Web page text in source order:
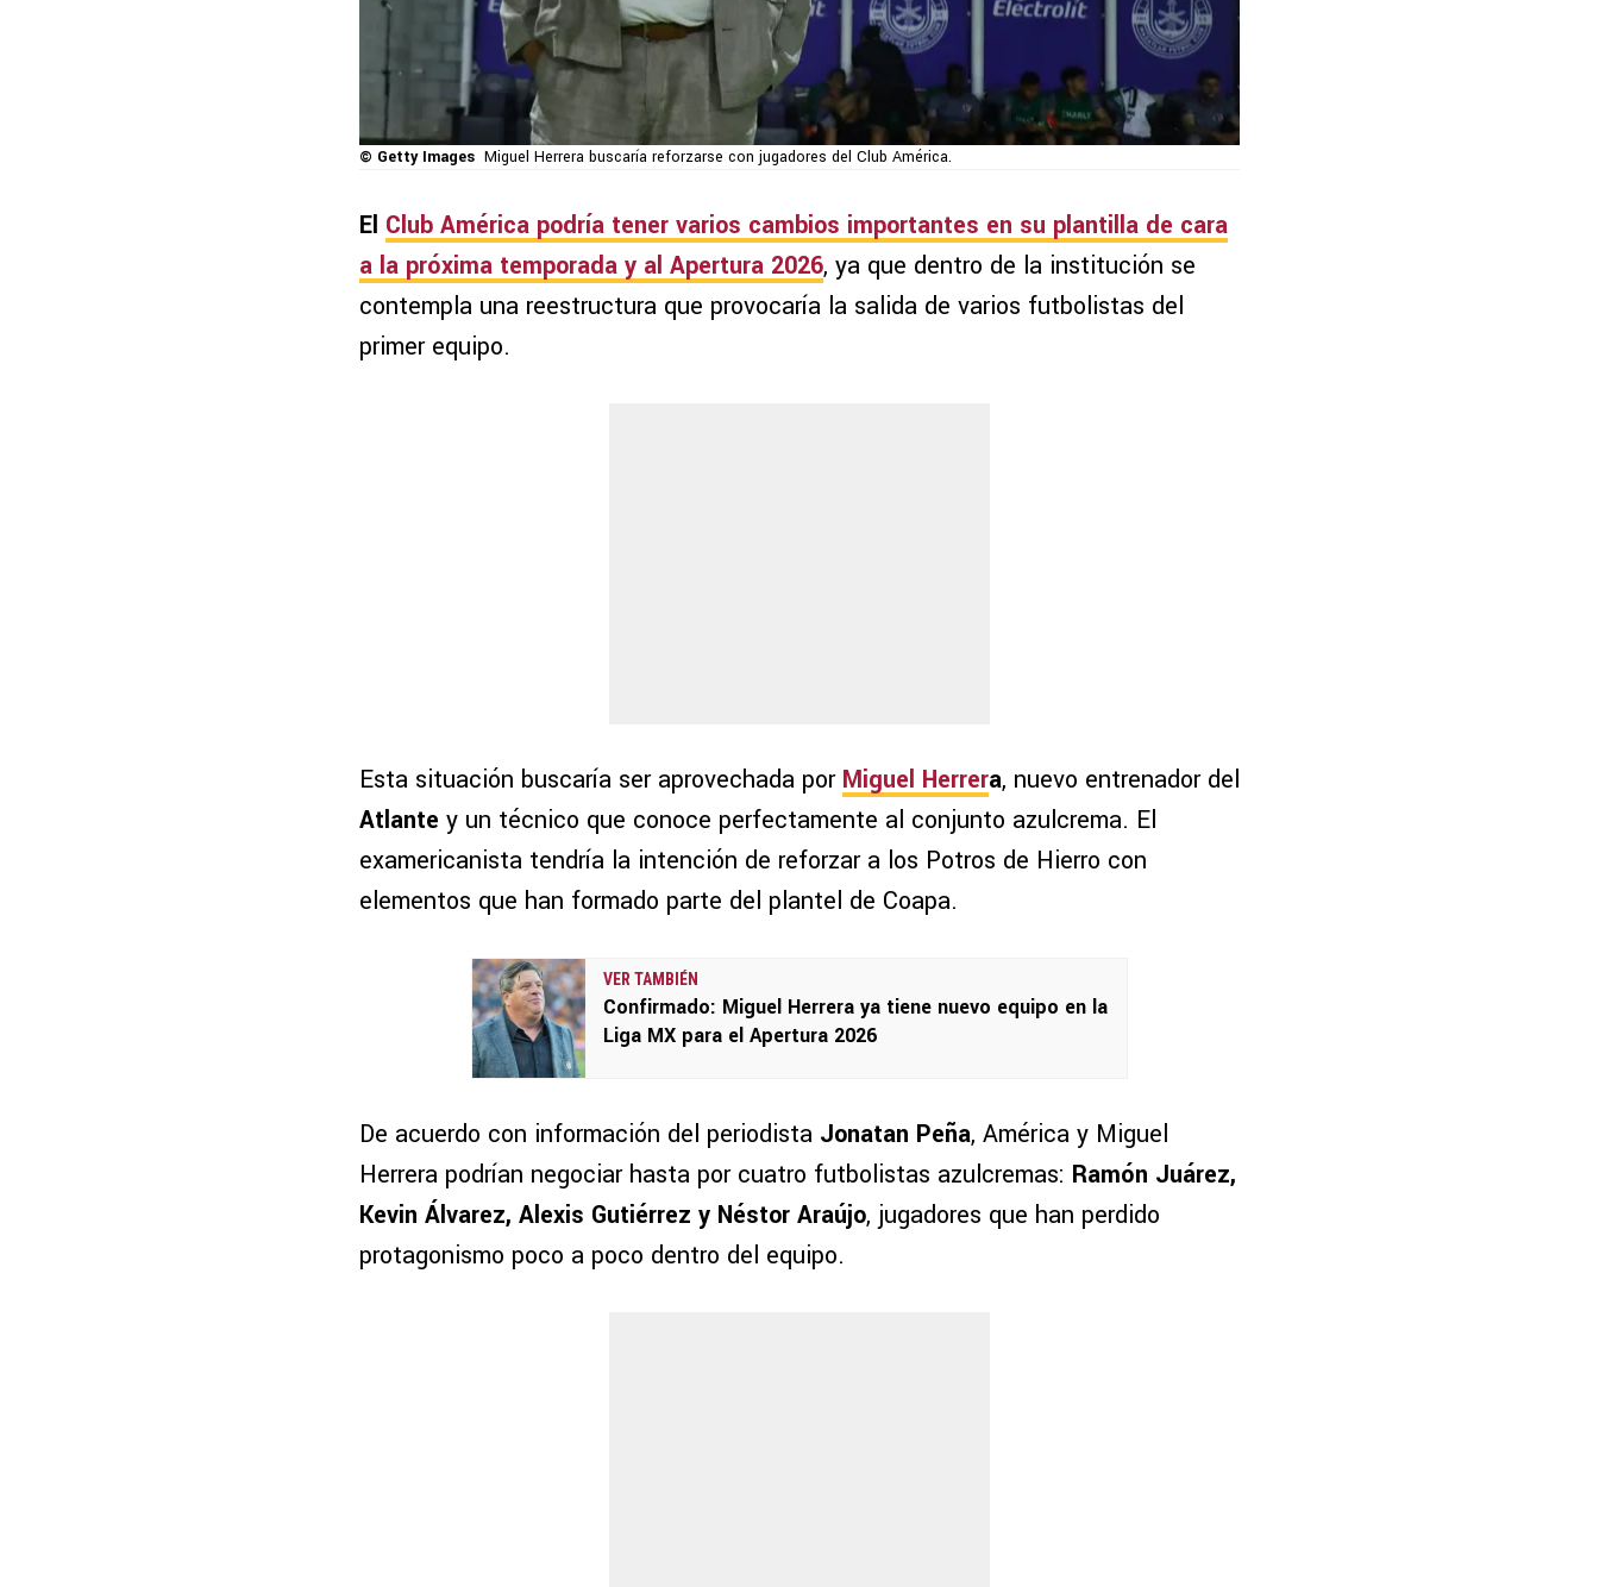
© Getty Images Miguel Herrera buscaría reforzarse con jugadores del Club América.
El Club América podría tener varios cambios importantes en su plantilla de cara
a la próxima temporada y al Apertura 2026, ya que dentro de la institución se
contempla una reestructura que provocaría la salida de varios futbolistas del
primer equipo.
Esta situación buscaría ser aprovechada por Miguel Herrera, nuevo entrenador del
Atlante y un técnico que conoce perfectamente al conjunto azulcrema. El
examericanista tendría la intención de reforzar a los Potros de Hierro con
elementos que han formado parte del plantel de Coapa.
VER TAMBIÉN
Confirmado: Miguel Herrera ya tiene nuevo equipo en la
Liga MX para el Apertura 2026
De acuerdo con información del periodista Jonatan Peña, América y Miguel
Herrera podrían negociar hasta por cuatro futbolistas azulcremas: Ramón Juárez,
Kevin Álvarez, Alexis Gutiérrez y Néstor Araújo, jugadores que han perdido
protagonismo poco a poco dentro del equipo.